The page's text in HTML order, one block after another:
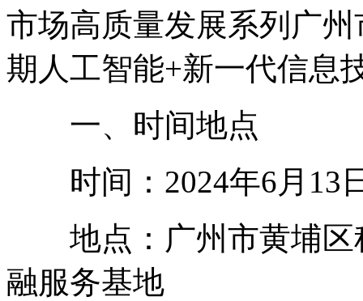
市场高质量发展系列广
期人工智能+新一代信息
一、时间地点
时间：2024年6月13日
地点：广州市黄埔区
融服务基地